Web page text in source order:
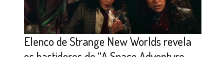
Elenco de Strange New Worlds revela